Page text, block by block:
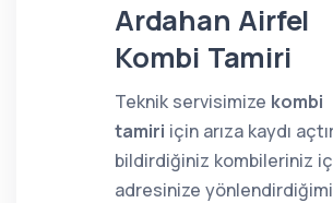
Ardahan Airfel
Kombi Tamiri
Teknik servisimize kombi
tamiri için arıza kaydı
bildirdiğiniz kombileriniz
adresinize